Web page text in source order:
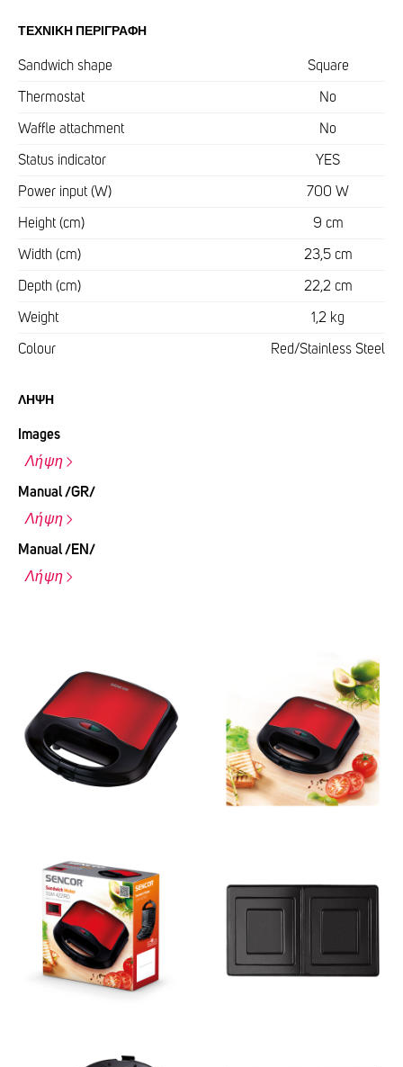
ΤΕΧΝΙΚΉ ΠΕΡΙΓΡΑΦΉ
Sandwich shape Square
Thermostat No
Waffle attachment No
Status indicator YES
Power input (W) 700 W
Height (cm) 9 cm
Width (cm) 23,5 cm
Depth (cm) 22,2 cm
Weight 1,2 kg
Colour Red/Stainless Steel
ΛΉΨΗ
Images
Λήψη
Manual /GR/
Λήψη
Manual /EN/
Λήψη